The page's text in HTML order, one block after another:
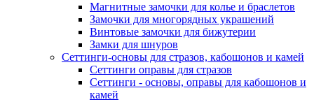
Магнитные замочки для колье и браслетов
Замочки для многорядных украшений
Винтовые замочки для бижутерии
Замки для шнуров
Сеттинги-основы для стразов, кабошонов и камей
Сеттинги оправы для стразов
Сеттинги - основы, оправы для кабошонов и
камей